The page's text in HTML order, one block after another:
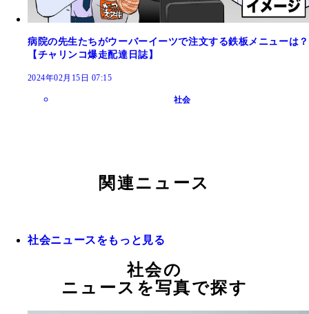
病院の先生たちがウーバーイーツで注文する鉄板メニューは？
【チャリンコ爆走配達日誌】
2024年02月15日 07:15
社会
関連ニュース
社会ニュースをもっと見る
社会の
ニュースを写真で探す